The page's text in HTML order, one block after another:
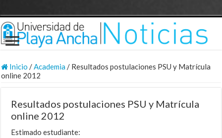
Inicio /Academia/ Resultados postulaciones PSU y Matrícula
online 2012
Resultados postulaciones PSU y Matrícula
online 2012
Estimado estudiante: